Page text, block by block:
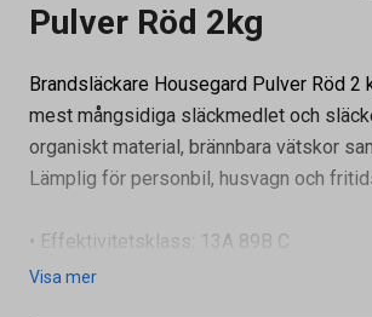
Pulver Röd 2kg
Brandsläckare Housegard Pulver Röd 2
mest mångsidiga släckmedlet och
organiskt material, brännbara vätskor
Lämplig för personbil, husvagn och
• Effektivitetsklass: 13A 89B C
• Väggfäste/Fordonshållare ingår
Visa mer
Artikelnummer
Vikt
Leverantörens